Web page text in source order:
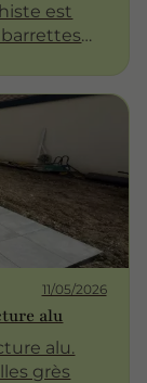
est
11/05/2026
alu
alu.
grès